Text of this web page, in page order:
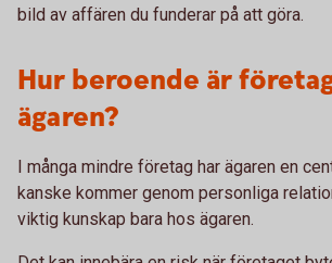
bild av affären du funderar på att göra.
Hur beroende är
ägaren?
I många mindre företag har ägaren en
kanske kommer genom personliga
viktig kunskap bara hos ägaren.